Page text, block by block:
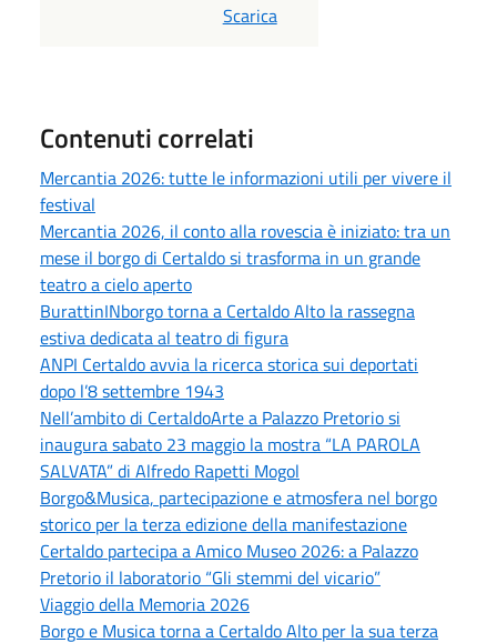
PDF
Scarica
Contenuti correlati
Mercantia 2026: tutte le informazioni utili per vivere il
festival
Mercantia 2026, il conto alla rovescia è iniziato: tra un
mese il borgo di Certaldo si trasforma in un grande
teatro a cielo aperto
BurattinINborgo torna a Certaldo Alto la rassegna
estiva dedicata al teatro di figura
ANPI Certaldo avvia la ricerca storica sui deportati
dopo l’8 settembre 1943
Nell’ambito di CertaldoArte a Palazzo Pretorio si
inaugura sabato 23 maggio la mostra “LA PAROLA
SALVATA” di Alfredo Rapetti Mogol
Borgo&Musica, partecipazione e atmosfera nel borgo
storico per la terza edizione della manifestazione
Certaldo partecipa a Amico Museo 2026: a Palazzo
Pretorio il laboratorio “Gli stemmi del vicario”
Viaggio della Memoria 2026
Borgo e Musica torna a Certaldo Alto per la sua terza